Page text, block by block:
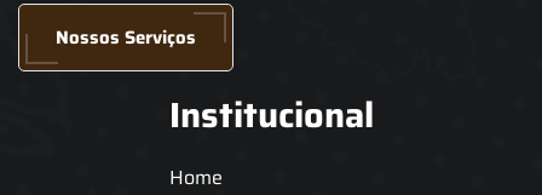
Nossos Serviços
Institucional
Home